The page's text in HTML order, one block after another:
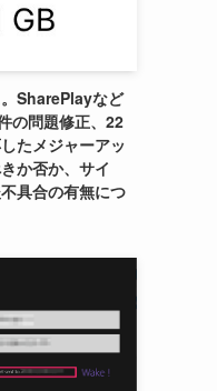
SharePlayなど
の問題修正、22
たメジャーアッ
か否か、サイ
具合の有無につ